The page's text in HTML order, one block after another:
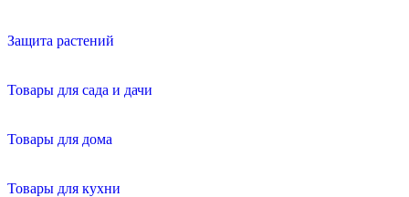
Защита растений
Товары для сада и дачи
Товары для дома
Товары для кухни